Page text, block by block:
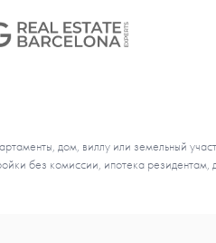
дом, виллу или земельный
без комиссии, ипотека резидентам,